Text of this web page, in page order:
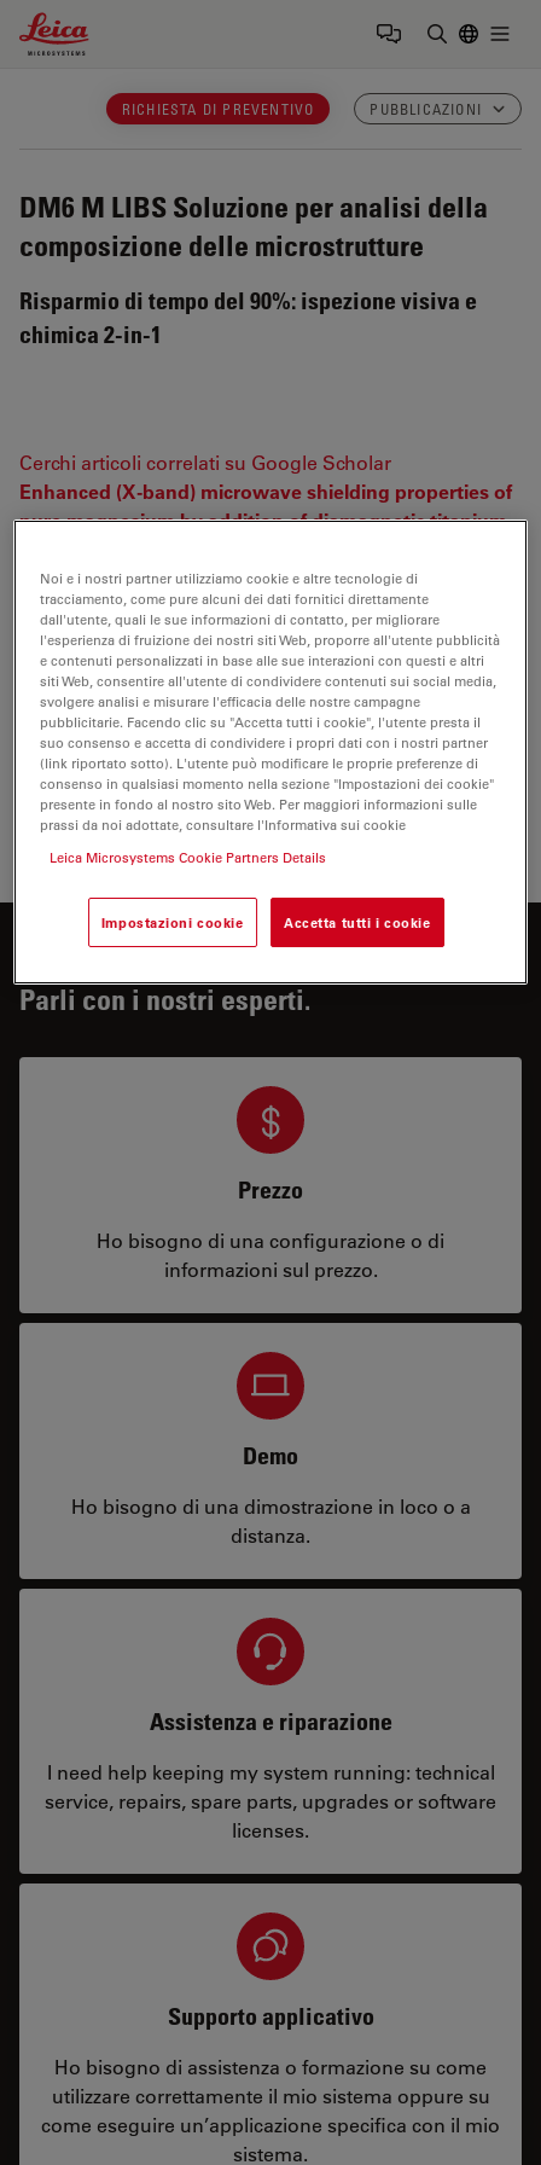
Leica Microsystems Logo
RICHIESTA DI PREVENTIVO PUBBLICAZIONI
DM6 M LIBS Soluzione per analisi della
composizione delle microstrutture
Risparmio di tempo del 90%: ispezione visiva e
chimica 2-in-1
Cerchi articoli correlati su Google Scholar
Enhanced (X-band) microwave shielding properties of
pure magnesium by addition of diamagnetic titanium
Pandey R, Tekumalla S, Gupta M
Journal of Alloys and Compounds
2019 vol: 770 pp: 473-482
Development of inclusion reference materials and
simultaneous determination of metals and non-metallic
inclusions by rapid LIBS analysis in steel samples, F.
Boué-Bigne, M. Hoehne, V. Sturm, G. Müller, D. Menut,
F. Ruby-Meyer, R. Forrest, European Union (EU)
Publications Office
Parli con i nostri esperti.
Prezzo
Ho bisogno di una configurazione o di
informazioni sul prezzo.
Demo
Ho bisogno di una dimostrazione in loco o a
distanza.
Assistenza e riparazione
I need help keeping my system running: technical
service, repairs, spare parts, upgrades or software
licenses.
Supporto applicativo
Ho bisogno di assistenza o formazione su come
utilizzare correttamente il mio sistema oppure su
come eseguire un’applicazione specifica con il mio
sistema.
Noi e i nostri partner utilizziamo cookie e altre tecnologie di
tracciamento, come pure alcuni dei dati fornitici direttamente
dall'utente, quali le sue informazioni di contatto, per migliorare
l'esperienza di fruizione dei nostri siti Web, proporre all'utente pubblicità
e contenuti personalizzati in base alle sue interazioni con questi e altri
siti Web, consentire all'utente di condividere contenuti sui social media,
svolgere analisi e misurare l'efficacia delle nostre campagne
pubblicitarie. Facendo clic su "Accetta tutti i cookie", l'utente presta il
suo consenso e accetta di condividere i propri dati con i nostri partner
(link riportato sotto). L'utente può modificare le proprie preferenze di
consenso in qualsiasi momento nella sezione "Impostazioni dei cookie"
presente in fondo al nostro sito Web. Per maggiori informazioni sulle
prassi da noi adottate, consultare l'Informativa sui cookie
Leica Microsystems Cookie Partners Details
Impostazioni cookie Accetta tutti i cookie